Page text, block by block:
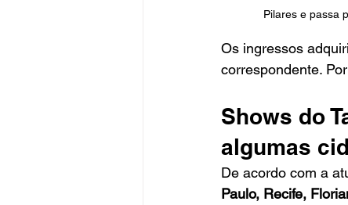
Pilares e passa
Os ingressos
correspondente.
Shows do
algumas
De acordo com a
Paulo, Recife,